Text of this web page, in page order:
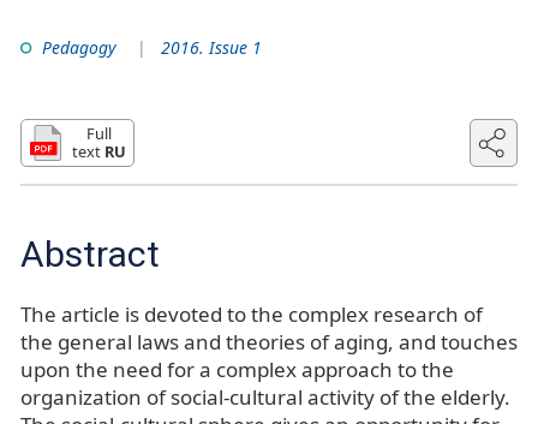
Pedagogy 2016. Issue 1
Full
text RU
Abstract
The article is devoted to the complex research of
the general laws and theories of aging, and touches
upon the need for a complex approach to the
organization of social-cultural activity of the elderly.